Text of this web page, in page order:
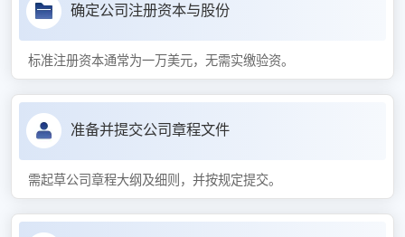
确定公司注册资本与股份
标准注册资本通常为一万美元，无需实缴验资。
准备并提交公司章程文件
需起草公司章程大纲及细则，并按规定提交。